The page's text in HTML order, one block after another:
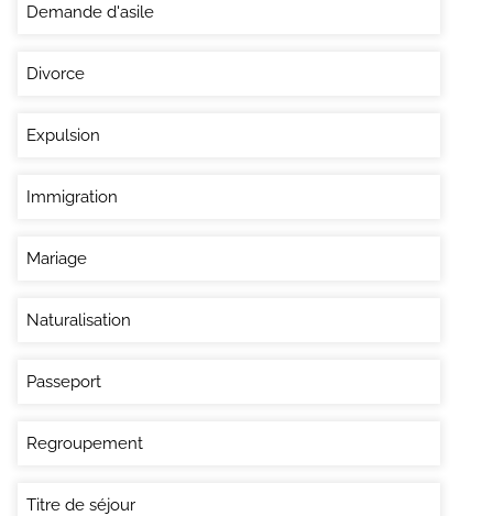
Demande d'asile
Divorce
Expulsion
Immigration
Mariage
Naturalisation
Passeport
Regroupement
Titre de séjour